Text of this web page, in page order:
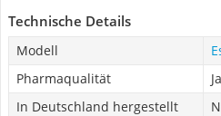
Technische Details
Modell
Pharmaqualität
Ja
In Deutschland hergestellt